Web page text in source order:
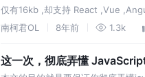
仅有16kb ,却支持 React ,Vue
的路由控制器(1个id1个接口)前后分
南柯君OL 8年前 1.3k
这一次，彻底弄懂